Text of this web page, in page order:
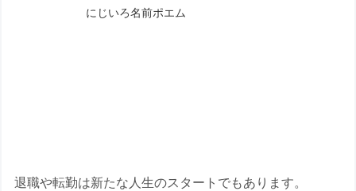
にじいろ名前ポエム
退職や転勤は新たな人生のスタートでもあります。